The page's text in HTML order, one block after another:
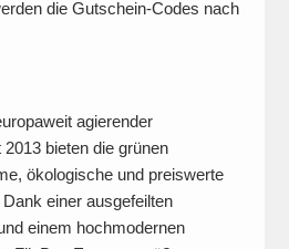
die Gutschein-Codes nach
agierender
bieten die grünen
ökologische und preiswerte
einer ausgefeilten
einem hochmodernen